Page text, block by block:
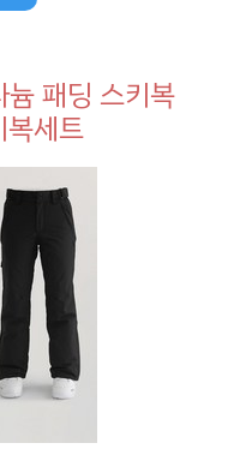
패딩 스키복
세트